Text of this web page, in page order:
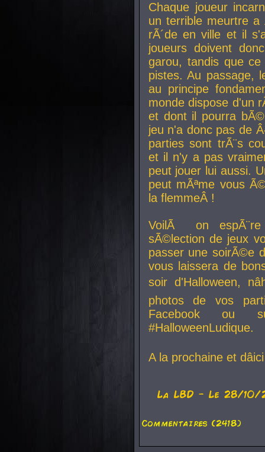
Chaque joueur
un terrible meurtre
rÃ´de en ville et il
joueurs doivent
garou, tandis que
pistes. Au passage,
au principe
monde dispose d'un
et dont il pourra
jeu n'a donc pas de
parties sont trÃ¨s
et il n'y a pas
peut jouer lui aussi.
peut mÃªme vous
la flemmeÂ !
VoilÃ on
sÃ©lection de jeux
passer une soirÃ©e
vous laissera de
soir d'Halloween,
photos de vos
Facebook ou
#HalloweenLudique.
A la prochaine et
La LBD - Le 28/10/
Commentaires (2418)